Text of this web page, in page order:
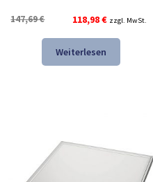
147,69€
Ursprünglicher
war:
147,69 €
118,98€Aktueller
118,98 €.
zzgl. MwSt.
Weiterlesen